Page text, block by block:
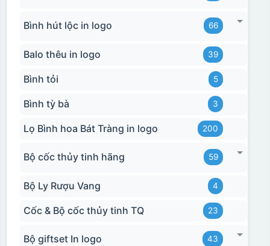
Bình hút lộc in logo 66
Balo thêu in logo 39
Bình tỏi 5
Bình tỳ bà 3
Lọ Bình hoa Bát Tràng in logo 200
Bộ cốc thủy tinh hãng 59
Bộ Ly Rượu Vang 4
Cốc & Bộ cốc thủy tinh TQ 23
Bộ giftset In logo 43